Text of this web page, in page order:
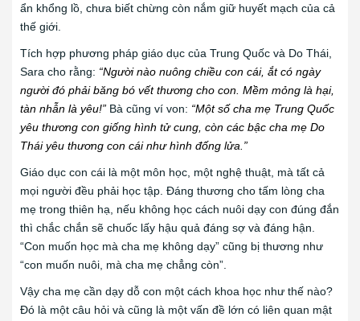
ẩn khổng lồ, chưa biết chừng còn nắm giữ huyết mạch của cả
thế giới.
Tích hợp phương pháp giáo dục của Trung Quốc và Do Thái,
Sara cho rằng: “Người nào nuông chiều con cái, ắt có ngày
người đó phải băng bó vết thương cho con. Mềm mỏng là hại,
tàn nhẫn là yêu!” Bà cũng ví von: “Một số cha mẹ Trung Quốc
yêu thương con giống hình tử cung, còn các bậc cha mẹ Do
Thái yêu thương con cái như hình đống lửa.”
Giáo dục con cái là một môn học, một nghệ thuật, mà tất cả
mọi người đều phải học tập. Đáng thương cho tấm lòng cha
mẹ trong thiên hạ, nếu không học cách nuôi dạy con đúng đắn
thì chắc chắn sẽ chuốc lấy hậu quả đáng sợ và đáng hận.
“Con muốn học mà cha mẹ không dạy” cũng bị thương như
“con muốn nuôi, mà cha mẹ chẳng còn”.
Vậy cha mẹ cần dạy dỗ con một cách khoa học như thế nào?
Đó là một câu hỏi và cũng là một vấn đề lớn có liên quan mật